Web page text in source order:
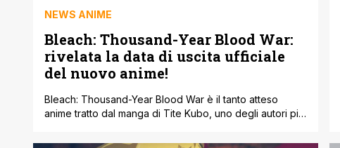
NEWS ANIME
Bleach: Thousand-Year Blood War:
rivelata la data di uscita ufficiale
del nuovo anime!
Bleach: Thousand-Year Blood War è il tanto atteso
anime tratto dal manga di Tite Kubo, uno degli autori più
regista del nuovo anime ha finalmente confermato la